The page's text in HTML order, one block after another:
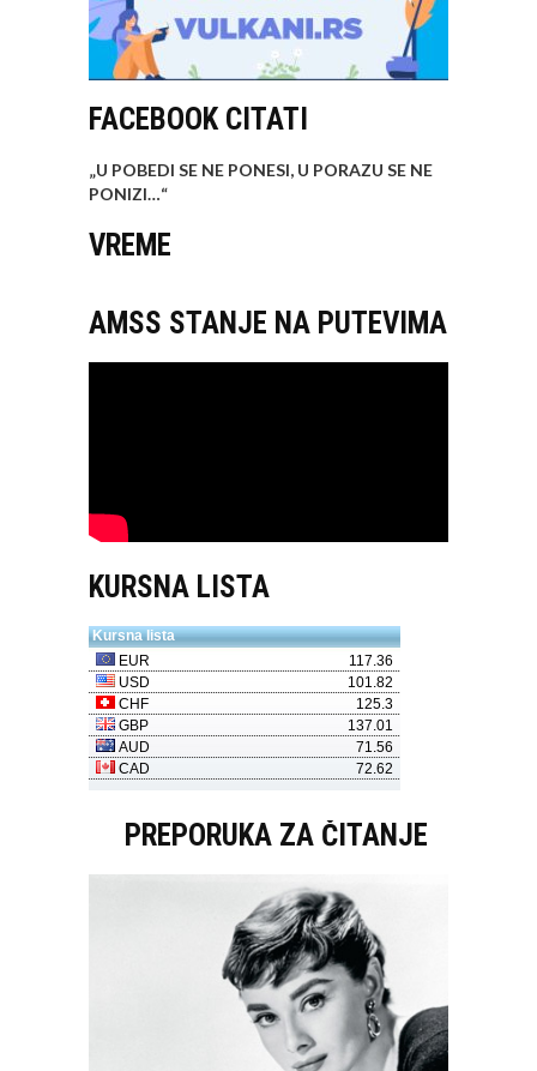
FACEBOOK CITATI
„U POBEDI SE NE PONESI, U PORAZU SE NE
PONIZI…“
VREME
AMSS STANJE NA PUTEVIMA
KURSNA LISTA
PREPORUKA ZA ČITANJE